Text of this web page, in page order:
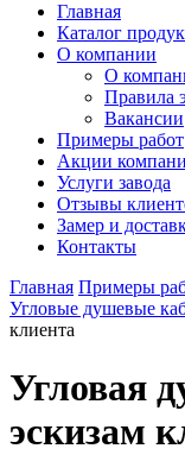
Главная
Каталог
О компании
О
Правила
Вакансии
Примеры работ
Акции
Услуги завода
Отзывы
Замер и
Контакты
Главная Примеры
Угловые душевые
клиента
Угловая
эскизам